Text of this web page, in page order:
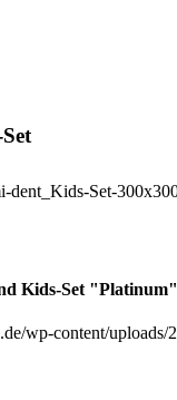
Kids-Set "Platinum"